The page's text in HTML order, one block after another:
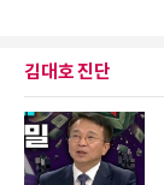
김대호 진단